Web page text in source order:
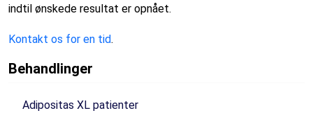
indtil ønskede resultat er opnået.
Kontakt os for en tid.
Behandlinger
Adipositas XL patienter